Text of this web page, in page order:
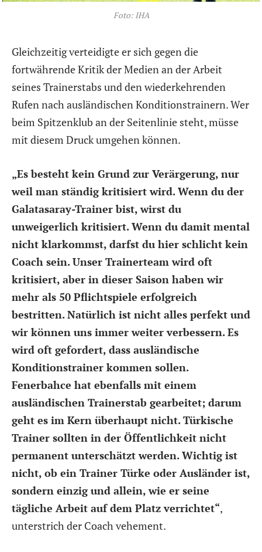
Foto: IHA
Gleichzeitig verteidigte er sich gegen die
fortwährende Kritik der Medien an der Arbeit
seines Trainerstabs und den wiederkehrenden
Rufen nach ausländischen Konditionstrainern. Wer
beim Spitzenklub an der Seitenlinie steht, müsse
mit diesem Druck umgehen können.
„Es besteht kein Grund zur Verärgerung, nur
weil man ständig kritisiert wird. Wenn du der
Galatasaray-Trainer bist, wirst du
unweigerlich kritisiert. Wenn du damit mental
nicht klarkommst, darfst du hier schlicht kein
Coach sein. Unser Trainerteam wird oft
kritisiert, aber in dieser Saison haben wir
mehr als 50 Pflichtspiele erfolgreich
bestritten. Natürlich ist nicht alles perfekt und
wir können uns immer weiter verbessern. Es
wird oft gefordert, dass ausländische
Konditionstrainer kommen sollen.
Fenerbahce hat ebenfalls mit einem
ausländischen Trainerstab gearbeitet; darum
geht es im Kern überhaupt nicht. Türkische
Trainer sollten in der Öffentlichkeit nicht
permanent unterschätzt werden. Wichtig ist
nicht, ob ein Trainer Türke oder Ausländer ist,
sondern einzig und allein, wie er seine
tägliche Arbeit auf dem Platz verrichtet“,
unterstrich der Coach vehement.